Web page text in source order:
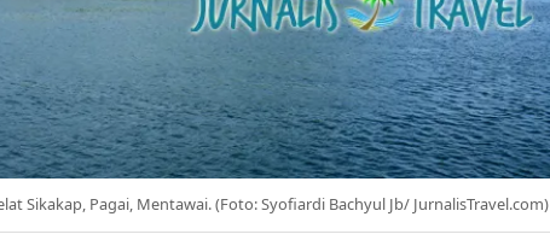
Sikakap, Pagai, Mentawai. (Foto: Syofiardi Bachyul Jb/ JurnalisTravel.com)